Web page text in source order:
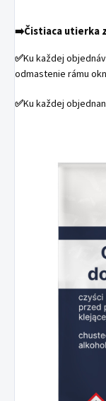
➡️Čistiaca utierka
✅Ku každej
odmastenie rámu
✅Ku každej